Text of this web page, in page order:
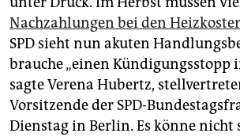
epaper login
Nachzahlungen bei den
SPD sieht nun akuten
brauche „einen Kündigungsstopp
sagte Verena Hubertz,
Vorsitzende der SPD-
Dienstag in Berlin. Es könne nicht